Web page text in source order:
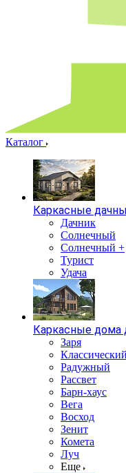
Каталог
Каркасные
Дачник
Солнечный
Солнечный +
Турист
Удача
Каркасные дома
Заря
Классический
Радужный
Рассвет
Барн-хаус
Вега
Восход
Зенит
Комета
Луч
Еще